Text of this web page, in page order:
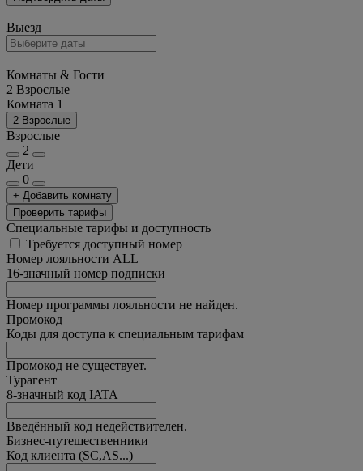
Выезд
Комнаты & Гости
2 Взрослые
Комната 1
2 Взрослые
Взрослые
2
Дети
0
+ Добавить комнату
Проверить тарифы
Специальные тарифы и доступность
Требуется доступный номер
Номер лояльности ALL
16-значный номер подписки
Номер программы лояльности не найден.
Промокод
Коды для доступа к специальным тарифам
Промокод не существует.
Турагент
8-значный код IATA
Введённый код недействителен.
Бизнес-путешественники
Код клиента (SC,AS...)